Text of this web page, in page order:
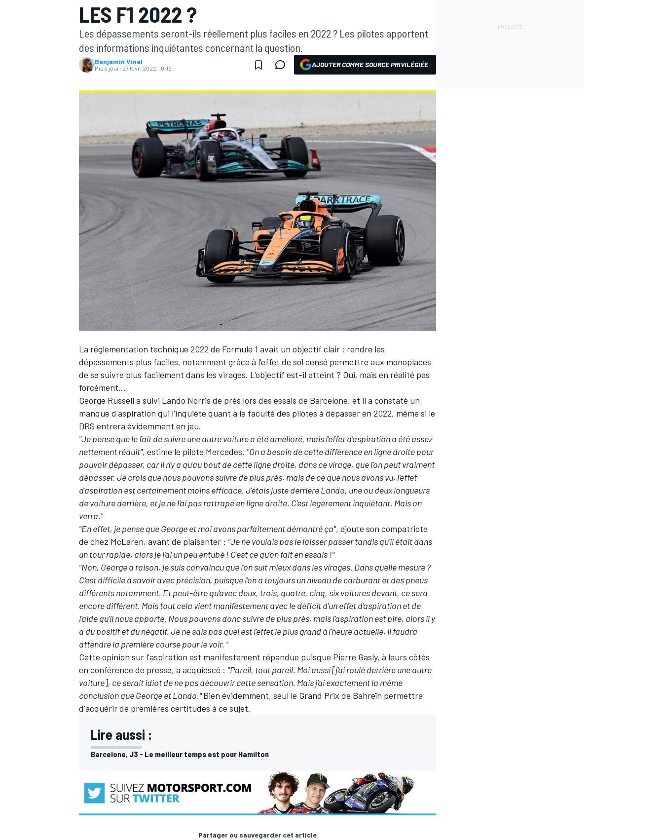
WRC
WEC
LES F1 2022 ?
Les dépassements seront-ils réellement plus faciles en 2022 ? Les pilotes apportent
des informations inquiétantes concernant la question.
Benjamin Vinel
Mis à jour: 27 févr. 2022, 10:19 AJOUTER COMME SOURCE PRIVILÉGIÉE
La réglementation technique 2022 de Formule 1 avait un objectif clair : rendre les
dépassements plus faciles, notamment grâce à l'effet de sol censé permettre aux monoplaces
de se suivre plus facilement dans les virages. L'objectif est-il atteint ? Oui, mais en réalité pas
forcément…
George Russell a suivi Lando Norris de près lors des essais de Barcelone, et il a constaté un
manque d'aspiration qui l'inquiète quant à la faculté des pilotes à dépasser en 2022, même si le
DRS entrera évidemment en jeu.
"Je pense que le fait de suivre une autre voiture a été amélioré, mais l'effet d'aspiration a été assez
nettement réduit", estime le pilote Mercedes. "On a besoin de cette différence en ligne droite pour
pouvoir dépasser, car il n'y a qu'au bout de cette ligne droite, dans ce virage, que l'on peut vraiment
dépasser. Je crois que nous pouvons suivre de plus près, mais de ce que nous avons vu, l'effet
d'aspiration est certainement moins efficace. J'étais juste derrière Lando, une ou deux longueurs
de voiture derrière, et je ne l'ai pas rattrapé en ligne droite. C'est légèrement inquiétant. Mais on
verra."
"En effet, je pense que George et moi avons parfaitement démontré ça", ajoute son compatriote
de chez McLaren, avant de plaisanter : "Je ne voulais pas le laisser passer tandis qu'il était dans
un tour rapide, alors je l'ai un peu entubé ! C'est ce qu'on fait en essais !"
"Non, George a raison, je suis convaincu que l'on suit mieux dans les virages. Dans quelle mesure ?
C'est difficile à savoir avec précision, puisque l'on a toujours un niveau de carburant et des pneus
différents notamment. Et peut-être qu'avec deux, trois, quatre, cinq, six voitures devant, ce sera
encore différent. Mais tout cela vient manifestement avec le déficit d'un effet d'aspiration et de
l'aide qu'il nous apporte. Nous pouvons donc suivre de plus près, mais l'aspiration est pire, alors il y
a du positif et du négatif. Je ne sais pas quel est l'effet le plus grand à l'heure actuelle, il faudra
attendre la première course pour le voir. "
Cette opinion sur l'aspiration est manifestement répandue puisque Pierre Gasly, à leurs côtés
en conférence de presse, a acquiescé : "Pareil, tout pareil. Moi aussi [j'ai roulé derrière une autre
voiture], ce serait idiot de ne pas découvrir cette sensation. Mais j'ai exactement la même
conclusion que George et Lando."Bien évidemment, seul le Grand Prix de Bahreïn permettra
d'acquérir de premières certitudes à ce sujet.
Lire aussi :
Barcelone, J3 - Le meilleur temps est pour Hamilton
Partager ou sauvegarder cet article